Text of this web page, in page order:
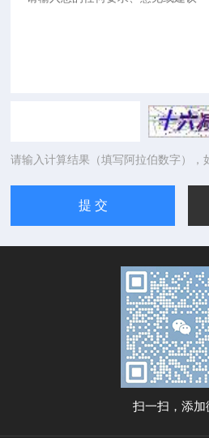
请输入计算结果（填写阿拉伯数字），
扫一扫，添加